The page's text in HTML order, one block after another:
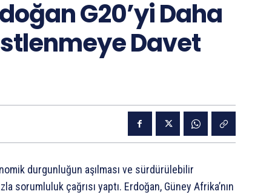
G20’yi Daha
Davet
durgunluğun aşılması ve sürdürülebilir
sorumluluk çağrısı yaptı. Erdoğan, Güney Afrika’nın